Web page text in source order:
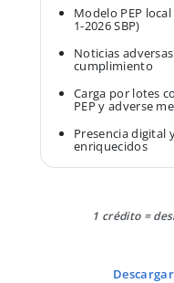
Modelo PEP
1-2026 SBP)
Noticias
cumplimiento
Carga por lotes
PEP y adverse
Presencia digital
enriquecidos
1 crédito =